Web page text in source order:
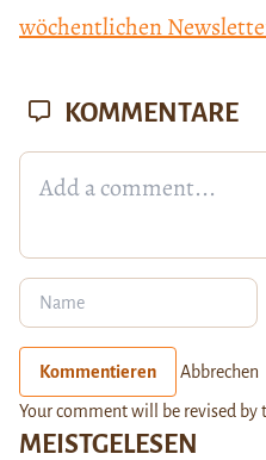
wöchentlichen
MEISTGELESEN
KOMMENTARE
Kommentieren Abbrechen
Your comment will be revised by